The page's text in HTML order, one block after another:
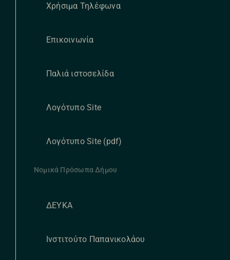
Χρήσιμα Τηλέφωνα
Επικοινωνία
Παλιά ιστοσελίδα
Λογότυπο Site
Λογότυπο Site (pdf)
Νομικά Πρόσωπα Δήμου
ΔΕΥΚΑ
Ινστιτούτο Παπανικολάου